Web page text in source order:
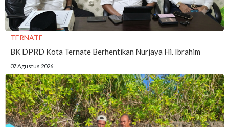
TERNATE
BK DPRD Kota Ternate Berhentikan Nurjaya Hi. Ibrahim
07 Agustus 2026